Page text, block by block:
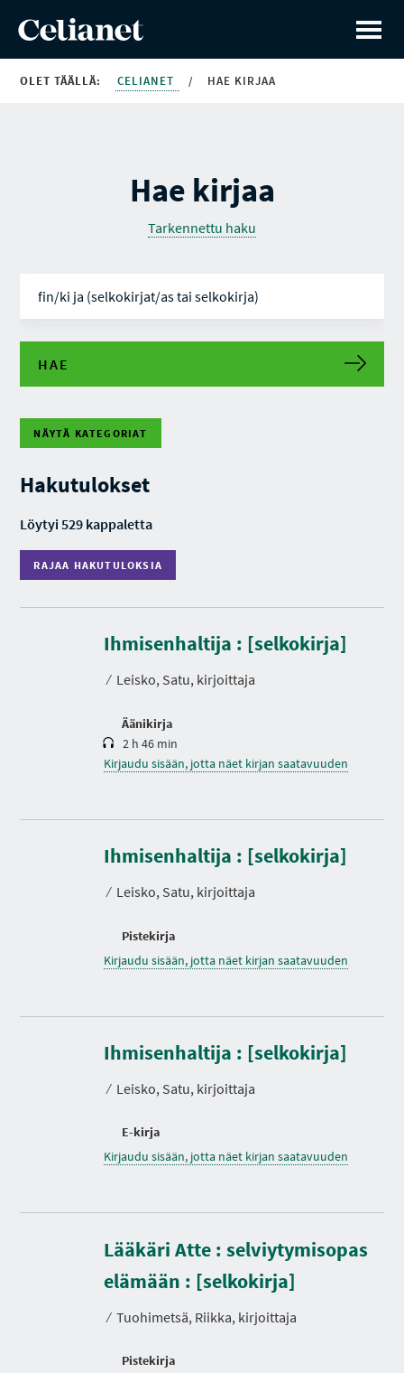
OLET TÄÄLLÄ: CELIANET / HAE KIRJAA
Hae kirjaa
Tarkennettu haku
HAE
NÄYTÄ KATEGORIAT
Hakutulokset
Löytyi 529 kappaletta
RAJAA HAKUTULOKSIA
A
A
U
T
U
O
Ihmisenhaltija : [selkokirja]
⁄ Leisko, Satu, kirjoittaja
Äänikirja
K
s
t
2 h 46 min
Kirjaudu sisään, jotta näet kirjan saatavuuden
Ihmisenhaltija : [selkokirja]
⁄ Leisko, Satu, kirjoittaja
Pistekirja
Kirjaudu sisään, jotta näet kirjan saatavuuden
Ihmisenhaltija : [selkokirja]
⁄ Leisko, Satu, kirjoittaja
E-kirja
Kirjaudu sisään, jotta näet kirjan saatavuuden
Lääkäri Atte : selviytymisopas
elämään : [selkokirja]
⁄ Tuohimetsä, Riikka, kirjoittaja
Pistekirja